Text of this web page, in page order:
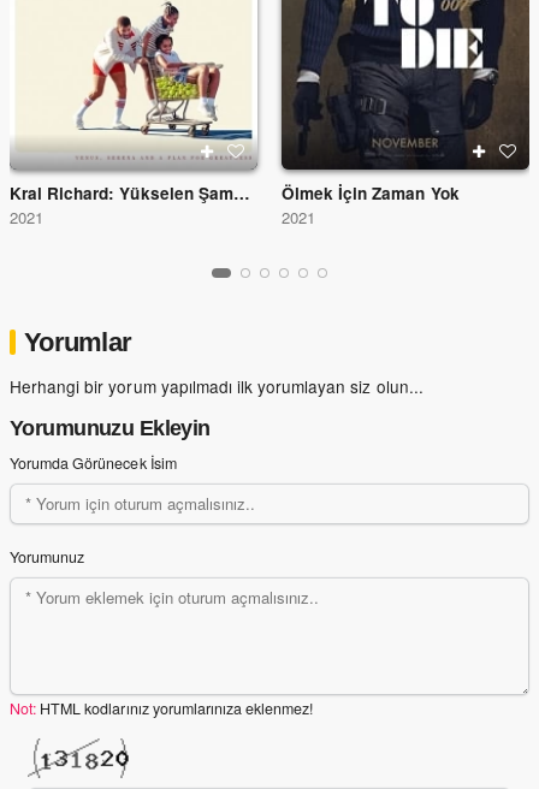
Kral Richard: Yükselen Şampiyonlar
2021
Ölmek İçin Zaman Yok
2021
Yorumlar
Herhangi bir yorum yapılmadı ilk yorumlayan siz olun...
Yorumunuzu Ekleyin
Yorumda Görünecek İsim
Yorumunuz
Not: HTML kodlarınız yorumlarınıza eklenmez!